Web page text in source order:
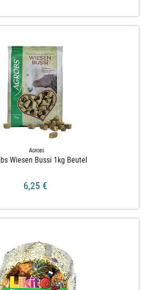
Agrobs
Wiesen Bussi 1kg Beutel
6,25 €